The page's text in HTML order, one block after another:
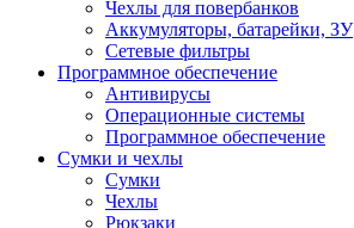
Чехлы для повербанков
Аккумуляторы, батарейки, ЗУ
Сетевые фильтры
Программное обеспечение
Антивирусы
Операционные системы
Программное обеспечение
Сумки и чехлы
Сумки
Чехлы
Рюкзаки